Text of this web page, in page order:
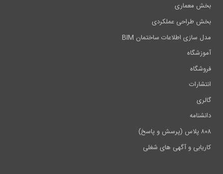
بخش معماری
بخش طراحی عملکردی
مدل سازی اطلاعات ساختمان BIM
آموزشگاه
فروشگاه
انتشارات
گالری
دانشنامه
۸۰۸ پلاس (پرسش و پاسخ)
کاریابی و آگهی های شغلی